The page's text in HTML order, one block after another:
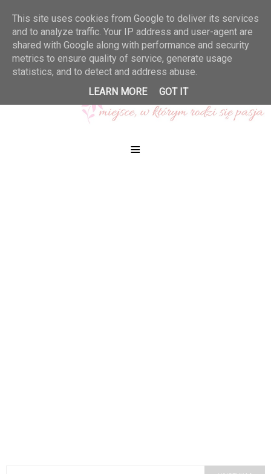
≡
This site uses cookies from Google to deliver its services
and to analyze traffic. Your IP address and user-agent are
shared with Google along with performance and security
metrics to ensure quality of service, generate usage
statistics, and to detect and address abuse.
LEARN MORE
GOT IT